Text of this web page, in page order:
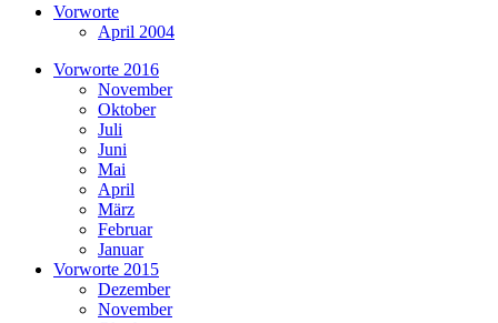
Vorworte
April 2004
Vorworte 2016
November
Oktober
Juli
Juni
Mai
April
März
Februar
Januar
Vorworte 2015
Dezember
November